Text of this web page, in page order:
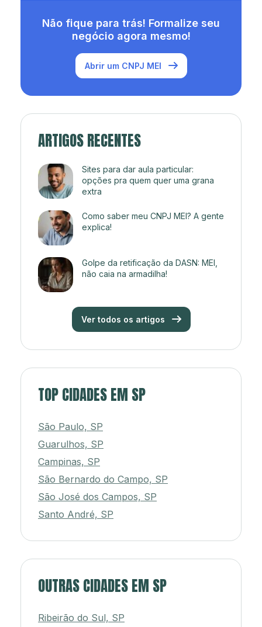
Não fique para trás! Formalize seu
negócio agora mesmo!
Abrir um CNPJ MEI
ARTIGOS RECENTES
Sites para dar aula particular:
opções pra quem quer uma grana
extra
Como saber meu CNPJ MEI? A gente
explica!
Golpe da retificação da DASN: MEI,
não caia na armadilha!
Ver todos os artigos
TOP CIDADES EM SP
São Paulo, SP
Guarulhos, SP
Campinas, SP
São Bernardo do Campo, SP
São José dos Campos, SP
Santo André, SP
OUTRAS CIDADES EM SP
Ribeirão do Sul, SP